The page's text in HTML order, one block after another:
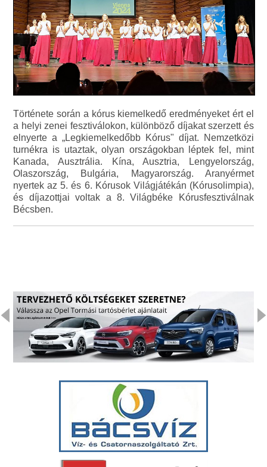
Története során a kórus kiemelkedő eredményeket ért el
a helyi zenei fesztiválokon, különböző díjakat szerzett és
elnyerte a „Legkiemelkedőbb Kórus" díjat. Nemzetközi
turnékra is utaztak, olyan országokban léptek fel, mint
Kanada, Ausztrália. Kína, Ausztria, Lengyelország,
Olaszország, Bulgária, Magyarország. Aranyérmet
nyertek az 5. és 6. Kórusok Világjátékán (Kórusolimpia),
és díjazottjai voltak a 8. Világbéke Kórusfesztiválnak
Bécsben.